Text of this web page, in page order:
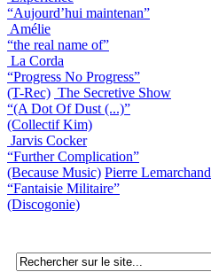
“Aujourd’hui maintenan”
Amélie
“the real name of”
La Corda
“Progress No Progress”
(T-Rec) The Secretive Show
“(A Dot Of Dust (...)”
(Collectif Kim)
Jarvis Cocker
“Further Complication”
(Because Music) Pierre Lemarchand
“Fantaisie Militaire”
(Discogonie)